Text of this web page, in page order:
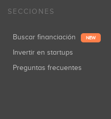
SECCIONES
Buscar financiación NEW
Invertir en startups
Preguntas frecuentes